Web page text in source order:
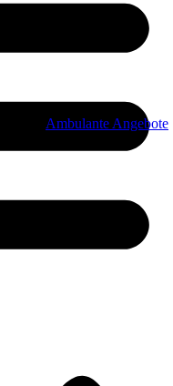
Ambulante Angebote